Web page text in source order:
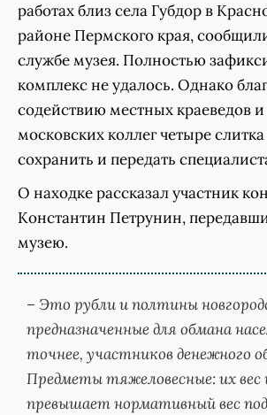
работах близ села Губдор в
районе Пермского края,
службе музея. Полностью
комплекс не удалось. Однако
содействию местных краеведов
московских коллег четыре
сохранить и передать
О находке рассказал участник
Константин Петрунин,
музею.
– Это рубли и полтины
предназначенные для обмана
точнее, участников денежного
Предметы тяжеловесные: их вес
превышает нормативный вес